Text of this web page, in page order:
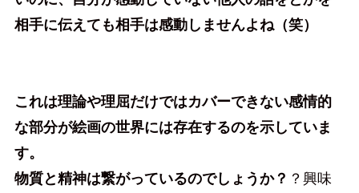
相手に伝えても相手は感動しませんよね（笑）
これは理論や理屈だけではカバーできない感情的
な部分が絵画の世界には存在するのを示していま
す。
物質と精神は繋がっているのでしょうか？ ？興味